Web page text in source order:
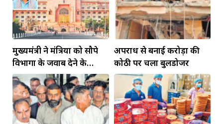
मुख्यमंत्री ने मंत्रियों को सौपे
विभागों के जवाब देने के
दायित्व
अपराध से बनाई करोड़ों की
कोठी पर चला बुलडोजर